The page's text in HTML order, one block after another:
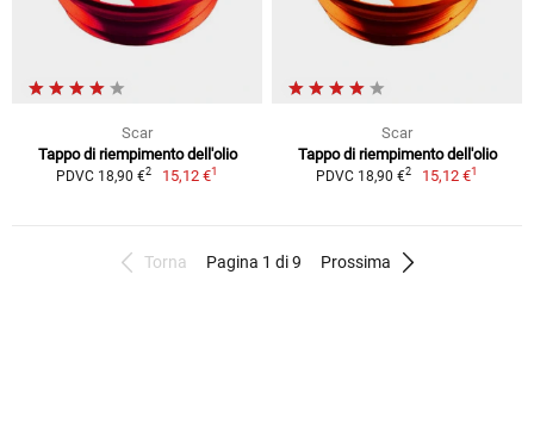
Scar
Tappo di riempimento dell'olio
PDVC 18,90 €2 15,12 €1
Scar
Tappo di riempimento dell'olio
PDVC 18,90 €2 15,12 €1
Torna Pagina 1 di 9 Prossima